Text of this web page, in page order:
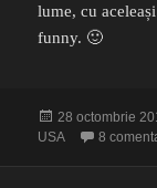
lume, cu
funny. 🙂
Publicat
pe
28 octombrie
USA
8